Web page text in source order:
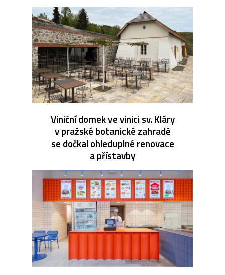
Viniční domek ve vinici sv. Kláry
v pražské botanické zahradě
se dočkal ohleduplné renovace
a přístavby